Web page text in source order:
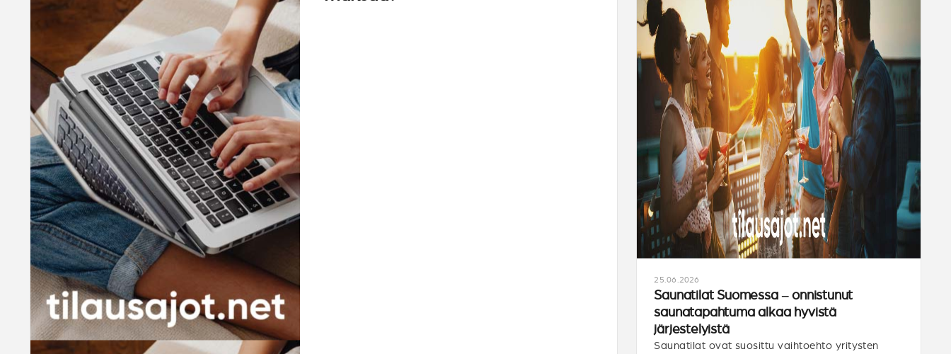
25.06.2026
Saunatilat Suomessa – onnistunut
saunatapahtuma alkaa hyvistä
järjestelyistä
Saunatilat ovat suosittu vaihtoehto yritysten